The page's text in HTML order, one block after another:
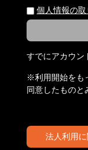
個人情報の
すでにアカウン
※利用開始をも
同意したものと
法人利用